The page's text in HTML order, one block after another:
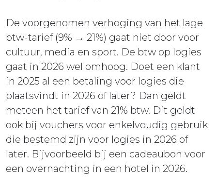
De voorgenomen verhoging van het lage
btw-tarief (9% → 21%) gaat niet door voor
cultuur, media en sport. De btw op logies
gaat in 2026 wel omhoog. Doet een klant
in 2025 al een betaling voor logies die
plaatsvindt in 2026 of later? Dan geldt
meteen het tarief van 21% btw. Dit geldt
ook bij vouchers voor enkelvoudig gebruik
die bestemd zijn voor logies in 2026 of
later. Bijvoorbeeld bij een cadeaubon voor
een overnachting in een hotel in 2026.